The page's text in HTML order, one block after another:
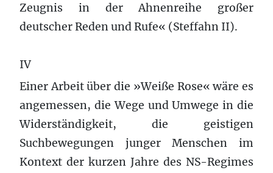
Zeugnis in der Ahnenreihe großer
deutscher Reden und Rufe« (Steffahn II).
IV
Einer Arbeit über die »Weiße Rose« wäre es
angemessen, die Wege und Umwege in die
Widerständigkeit, die geistigen
Suchbewegungen junger Menschen im
Kontext der kurzen Jahre des NS-Regimes